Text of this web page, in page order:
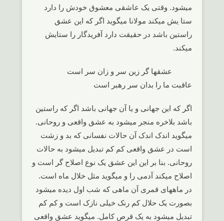
میشود. وقتی یک عاشقی معشوق خودش را دارد
ستا یش میکند مولانا میگوید اگر که این عشق
راستین باشد در حقیقت دارد آفریدگار را ستایش
میکند.
عشقها گر زین سر و زان سر است
عاقبت ما را بدان سر رهبر است
اگر که این جهانی و یا آن جهانی باشد اگر که راستین
باشد بلاخره منجر میشود به عشق واقعی و روحانی.
میگوید اندک اندک آن حالات نفسانی که بد و زشت
است در عشق واقعی کم کم تبدیل میشود به حالات
روحانی. بنا بر این این عشق یک نوع اصلاح گر است و
اصلاح میکند آدمی را و میگوید مثل خلال ماه است.
در ماههای قمری آن ماهی که شب اول دیده میشود
بصورت یک حلال کم رنک خیلی نازک است و کم کم
تبدیل میشود به یک قرص کامل. میگوید عشق واقعی